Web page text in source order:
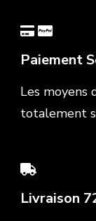
Paiement
Les moyens
totalement
Livraison